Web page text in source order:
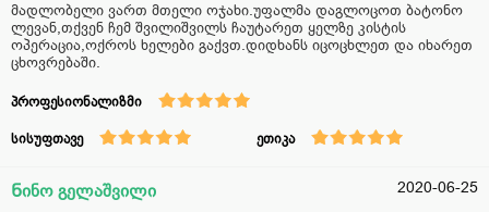
მადლობელი ვართ მთელი ოჯახი.უფალმა დაგლოცოთ ბატონო
ლევან,თქვენ ჩემ შვილიშვილს ჩაუტარეთ ყელზე კისტის
ოპერაცია,ოქროს ხელები გაქვთ.დიდხანს იცოცხლეთ და იხარეთ
ცხოვრებაში.
პროფესიონალიზმი
სისუფთავე ეთიკა
Ნინო გელაშვილი 2020-06-25